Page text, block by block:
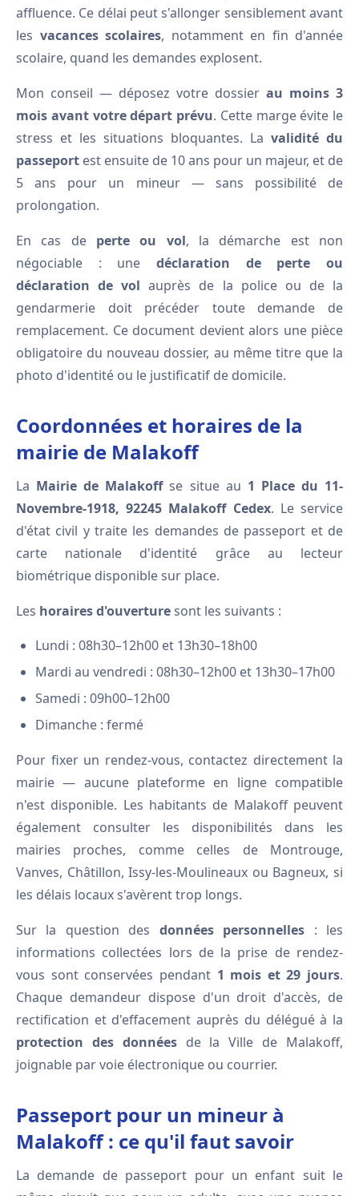
affluence. Ce délai peut s'allonger sensiblement avant
les vacances scolaires, notamment en fin d'année
scolaire, quand les demandes explosent.
Mon conseil — déposez votre dossier au moins 3
mois avant votre départ prévu. Cette marge évite le
stress et les situations bloquantes. La validité du
passeport est ensuite de 10 ans pour un majeur, et de
5 ans pour un mineur — sans possibilité de
prolongation.
En cas de perte ou vol, la démarche est non
négociable : une déclaration de perte ou
déclaration de vol auprès de la police ou de la
gendarmerie doit précéder toute demande de
remplacement. Ce document devient alors une pièce
obligatoire du nouveau dossier, au même titre que la
photo d'identité ou le justificatif de domicile.
Coordonnées et horaires de la
mairie de Malakoff
La Mairie de Malakoffse situe au 1 Place du 11-
Novembre-1918, 92245 Malakoff Cedex. Le service
d'état civil y traite les demandes de passeport et de
carte nationale d'identité grâce au lecteur
biométrique disponible sur place.
Les horaires d'ouverturesont les suivants :
Lundi : 08h30–12h00 et 13h30–18h00
Mardi au vendredi : 08h30–12h00 et 13h30–17h00
Samedi : 09h00–12h00
Dimanche : fermé
Pour fixer un rendez-vous, contactez directement la
mairie — aucune plateforme en ligne compatible
n'est disponible. Les habitants de Malakoff peuvent
également consulter les disponibilités dans les
mairies proches, comme celles de Montrouge,
Vanves, Châtillon, Issy-les-Moulineaux ou Bagneux, si
les délais locaux s'avèrent trop longs.
Sur la question des données personnelles : les
informations collectées lors de la prise de rendez-
vous sont conservées pendant 1 mois et 29 jours.
Chaque demandeur dispose d'un droit d'accès, de
rectification et d'effacement auprès du délégué à la
protection des donnéesde la Ville de Malakoff,
joignable par voie électronique ou courrier.
Passeport pour un mineur à
Malakoff : ce qu'il faut savoir
La demande de passeport pour un enfant suit le